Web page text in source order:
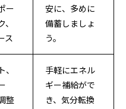
ー
ス
安に、多めに
備蓄しましょ
う。
整
手軽にエネル
ギー補給がで
き、気分転換